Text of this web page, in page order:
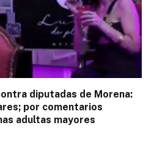
diputadas de Morena:
por comentarios
adultas mayores